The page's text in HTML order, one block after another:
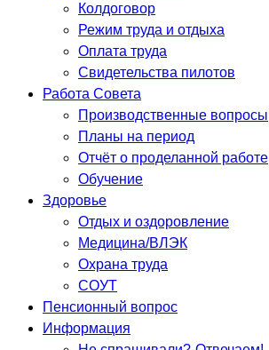
Колдоговор
Режим труда и отдыха
Оплата труда
Свидетельства пилотов
Работа Совета
Производственные вопросы
Планы на период
Отчёт о проделанной работе
Обучение
Здоровье
Отдых и оздоровление
Медицина/ВЛЭК
Охрана труда
СОУТ
Пенсионный вопрос
Информация